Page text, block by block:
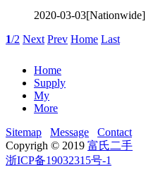
2020-03-03[Nationwide]
1/2 Next Prev Home Last
Home
Supply
My
More
Sitemap
Message
Contact
Copyrigh © 2019 富氏二手
浙ICP备19032315号-1